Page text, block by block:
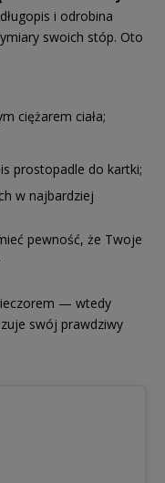
i odrobina
swoich stóp. Oto
ciężarem ciała;
prostopadle do kartki;
w najbardziej
pewność, że Twoje
— wtedy
swój prawdziwy